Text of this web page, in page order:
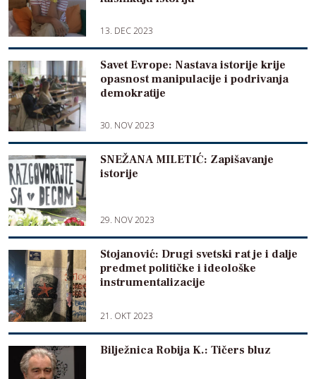
13. DEC 2023
Savet Evrope: Nastava istorije krije
opasnost manipulacije i podrivanja
demokratije
30. NOV 2023
SNEŽANA MILETIĆ: Zapišavanje
istorije
29. NOV 2023
Stojanović: Drugi svetski rat je i dalje
predmet političke i ideološke
instrumentalizacije
21. OKT 2023
Bilježnica Robija K.: Tičers bluz